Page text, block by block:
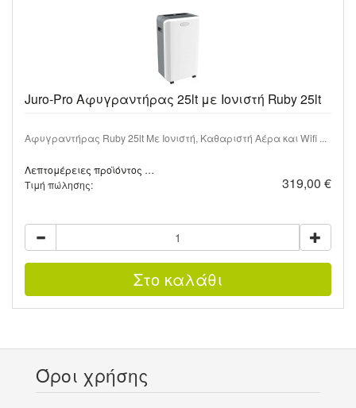
Juro-Pro Αφυγραντήρας 25lt με Ιονιστή Ruby 25lt
Αφυγραντήρας Ruby 25lt Με Ιονιστή, Καθαριστή Αέρα και Wifi ...
Λεπτομέρειες προϊόντος …
Τιμή πώλησης:
319,00 €
Όροι χρήσης